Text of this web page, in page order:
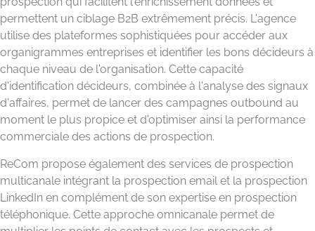
permettent un ciblage B2B extrêmement précis. L'agence
utilise des plateformes sophistiquées pour accéder aux
organigrammes entreprises et identifier les bons décideurs à
chaque niveau de l'organisation. Cette capacité
d'identification décideurs, combinée à l'analyse des signaux
d'affaires, permet de lancer des campagnes outbound au
moment le plus propice et d'optimiser ainsi la performance
commerciale des actions de prospection.
ReCom propose également des services de prospection
multicanale intégrant la prospection email et la prospection
LinkedIn en complément de son expertise en prospection
téléphonique. Cette approche omnicanale permet de